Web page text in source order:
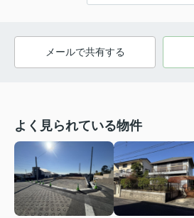
メールで共有する
よく見られている物件